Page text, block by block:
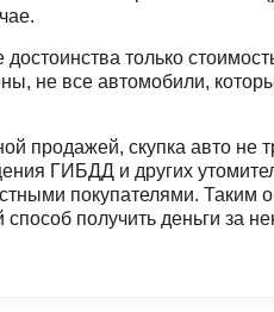
только
не все автомобили,
продажей, скупка авто не
ГИБДД и других
покупателями. Таким
получить деньги за